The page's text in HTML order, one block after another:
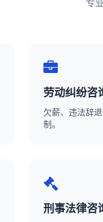
专
劳动纠纷咨
欠薪、违法辞
制。
刑事法律咨